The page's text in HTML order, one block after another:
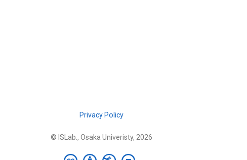
Privacy Policy
© ISLab., Osaka Univeristy, 2026